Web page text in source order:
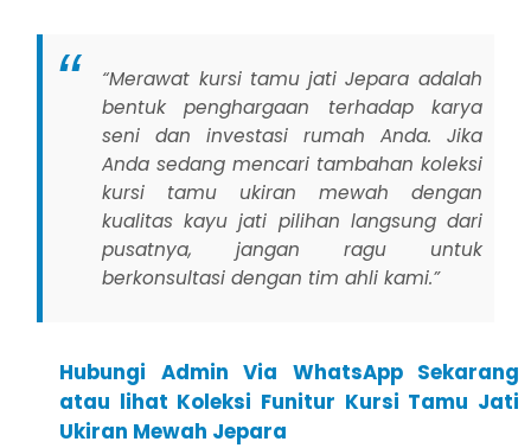
“Merawat kursi tamu jati Jepara adalah
bentuk penghargaan terhadap karya
seni dan investasi rumah Anda. Jika
Anda sedang mencari tambahan koleksi
kursi tamu ukiran mewah dengan
kualitas kayu jati pilihan langsung dari
pusatnya, jangan ragu untuk
berkonsultasi dengan tim ahli kami.”
Hubungi Admin Via WhatsApp Sekarang
atau lihat Koleksi Funitur Kursi Tamu Jati
Ukiran Mewah Jepara